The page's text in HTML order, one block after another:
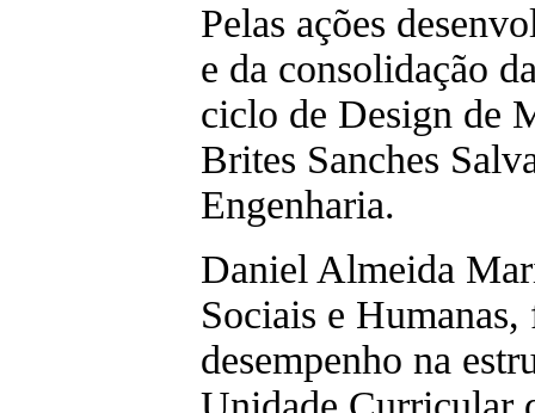
Pelas ações
e da consolidação
ciclo de Design de
Brites Sanches
Engenharia.
Daniel Almeida
Sociais e
desempenho na